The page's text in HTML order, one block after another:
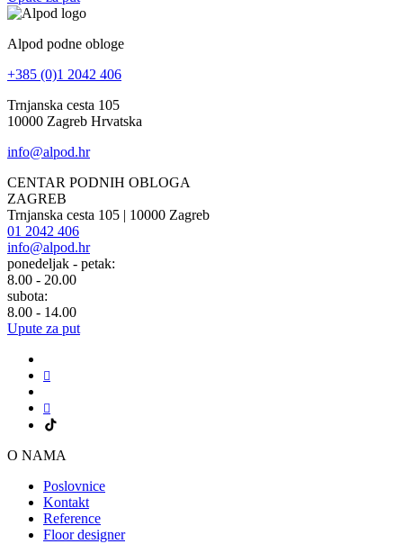
Alpod podne obloge
+385 (0)1 2042 406
Trnjanska cesta 105
10000 Zagreb Hrvatska
info@alpod.hr
CENTAR PODNIH OBLOGA
ZAGREB
Trnjanska cesta 105 | 10000 Zagreb
01 2042 406
info@alpod.hr
ponedeljak - petak:
8.00 - 20.00
subota:
8.00 - 14.00
Upute za put
O NAMA
Poslovnice
Kontakt
Reference
Floor designer